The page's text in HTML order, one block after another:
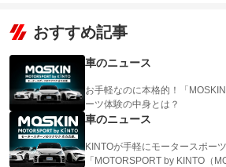
おすすめ記事
車のニュース
お手軽なのに本格的！「
ーツ体験の中身とは？
車のニュース
KINTOが手軽にモータースポー
「MOTORSPORT by KINTO（